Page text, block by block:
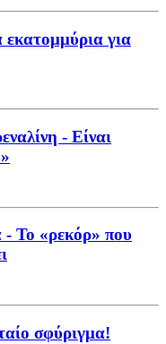
για
- Είναι
Το «ρεκόρ» που
σφύριγμα!